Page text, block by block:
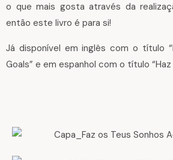
o que mais gosta através da
então este livro é para si!
Já disponível em inglês com o título
Goals” e em espanhol com o título